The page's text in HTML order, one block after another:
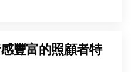
豐富的照顧者特